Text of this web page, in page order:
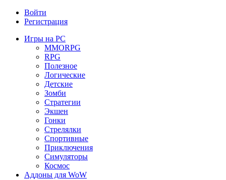
Войти
Регистрация
Игры на PC
MMORPG
RPG
Полезное
Логические
Детские
Зомби
Стратегии
Экшен
Гонки
Стрелялки
Спортивные
Приключения
Симуляторы
Космос
Аддоны для WoW